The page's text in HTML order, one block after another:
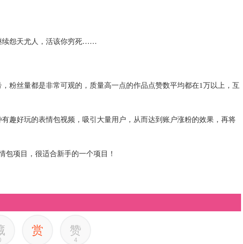
续怨天尤人，活该你穷死……
粉丝量都是非常可观的，质量高一点的作品点赞数平均都在1万以上，互
趣好玩的表情包视频，吸引大量用户，从而达到账户涨粉的效果，再将
包项目，很适合新手的一个项目！
赏 赞
4